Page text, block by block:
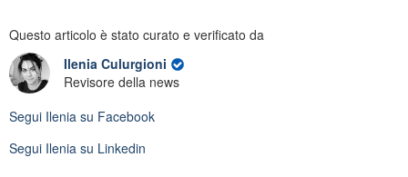
Questo articolo è stato curato e verificato da
Ilenia Culurgioni
Revisore della news
Segui Ilenia su Facebook
Segui Ilenia su Linkedin